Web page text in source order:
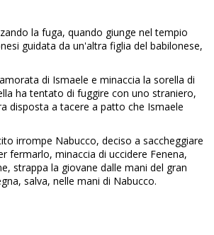
la fuga, quando giunge nel tempio
guidata da un'altra figlia del babilonese,
di Ismaele e minaccia la sorella di
ha tentato di fuggire con uno straniero,
disposta a tacere a patto che Ismaele
irrompe Nabucco, deciso a saccheggiare
fermarlo, minaccia di uccidere Fenena,
strappa la giovane dalle mani del gran
salva, nelle mani di Nabucco.